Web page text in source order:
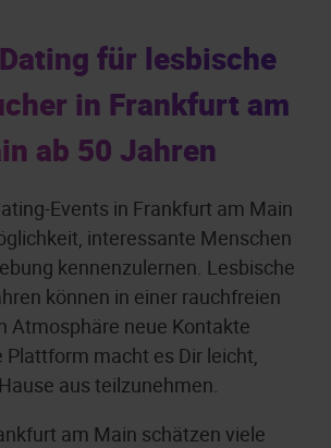
für lesbische
in Frankfurt am
ab 50 Jahren
Events in Frankfurt am Main
interessante Menschen
kennenzulernen. Lesbische
können in einer rauchfreien
Atmosphäre neue Kontakte
Plattform macht es Dir leicht,
aus teilzunehmen.
am Main schätzen viele